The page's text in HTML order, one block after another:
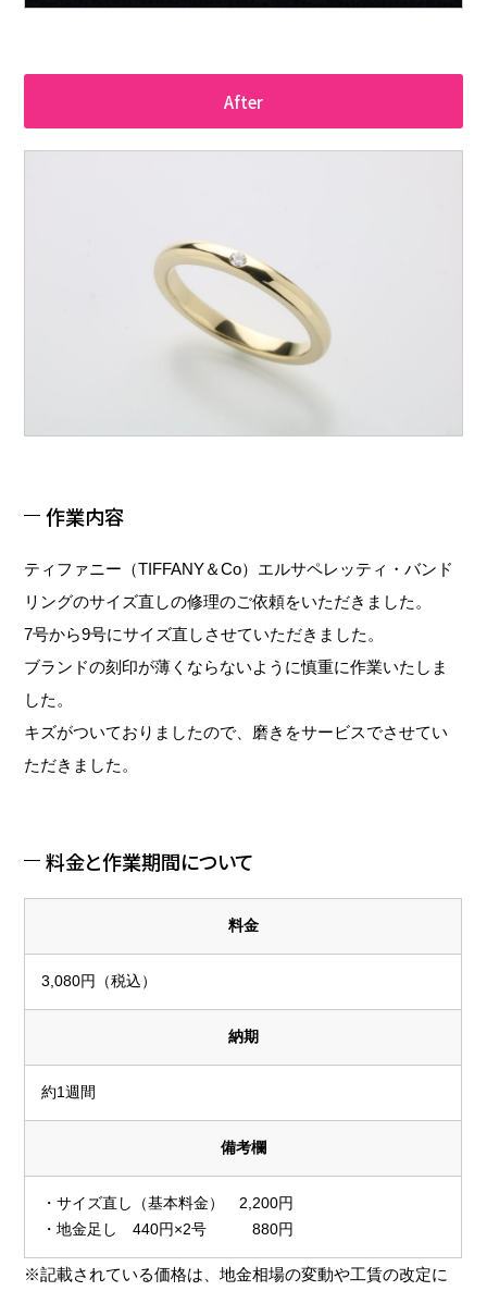
After
作業内容
ティファニー（TIFFANY＆Co）エルサペレッティ・バンド
リングのサイズ直しの修理のご依頼をいただきました。
7号から9号にサイズ直しさせていただきました。
ブランドの刻印が薄くならないように慎重に作業いたしま
した。
キズがついておりましたので、磨きをサービスでさせてい
ただきました。
料金と作業期間について
料金
3,080円（税込）
納期
約1週間
備考欄
・サイズ直し（基本料金） 2,200円
・地金足し 440円×2号 880円
※記載されている価格は、地金相場の変動や工賃の改定に